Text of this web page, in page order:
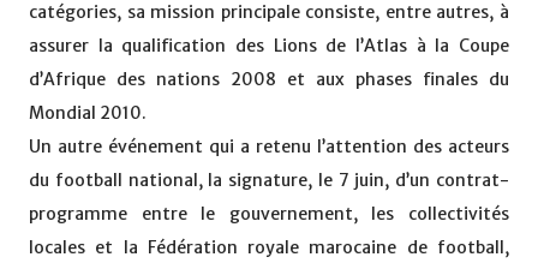
catégories, sa mission principale consiste, entre autres, à
assurer la qualification des Lions de l’Atlas à la Coupe
d’Afrique des nations 2008 et aux phases finales du
Mondial 2010.
Un autre événement qui a retenu l’attention des acteurs
du football national, la signature, le 7 juin, d’un contrat-
programme entre le gouvernement, les collectivités
locales et la Fédération royale marocaine de football,